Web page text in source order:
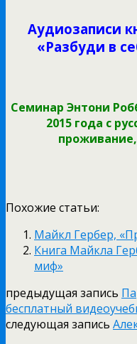
Аудиозаписи
«Разбуди в
Семинар Энтони
2015 года с
Похожие статьи:
Майкл Гербер,
Книга Майкла
миф»
предыдущая запись
бесплатный
следующая запись